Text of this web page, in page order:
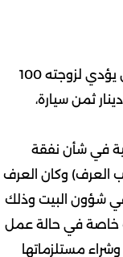
الكويت: كويت نيوز: قضت دائرة الأحوال الشخصية، برئاسة القاضي عبدالمحسن العجيل، بإلزام الزوج بأن يؤدي لزوجته 100
دينار شهريا نفقة بنوعيها، و60 دينارا شهريا أجرة خادمة، و600 دينار مصاريف استقدام خادمة، و5000 دينار ثمن سيارة،
من قانون الأحوال الشخصية في شأن نفقة
العرف) وكان العرف
شؤون البيت وذلك
خاصة في حالة عمل
مستلزماتها